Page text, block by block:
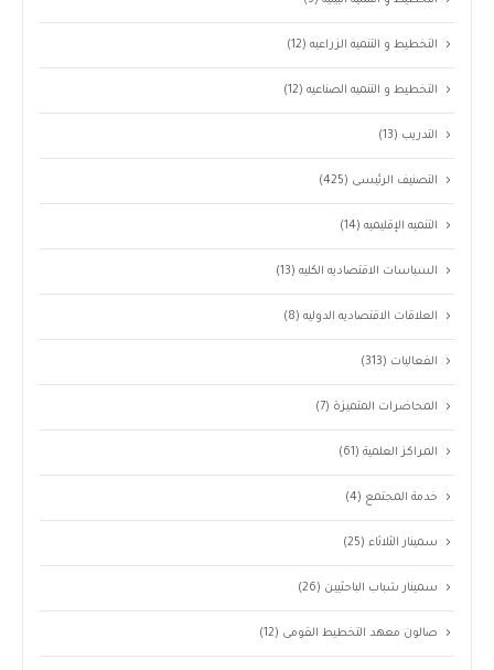
التخطيط و التنميه الزراعيه(12)
التخطيط و التنميه الصناعيه(12)
التدريب (13)
التصنيف الرئيسى (425)
التنميه الإقليميه(14)
السياسات الاقتصاديه الكليه(13)
العلاقات الاقتصاديه الدوليه(8)
الفعاليات (313)
المحاضرات المتميزة (7)
المراكز العلمية(61)
خدمة المجتمع (4)
سمينار الثلاثاء(25)
سمينار شباب الباحثيين (26)
صالون معهد التخطيط القومى (12)